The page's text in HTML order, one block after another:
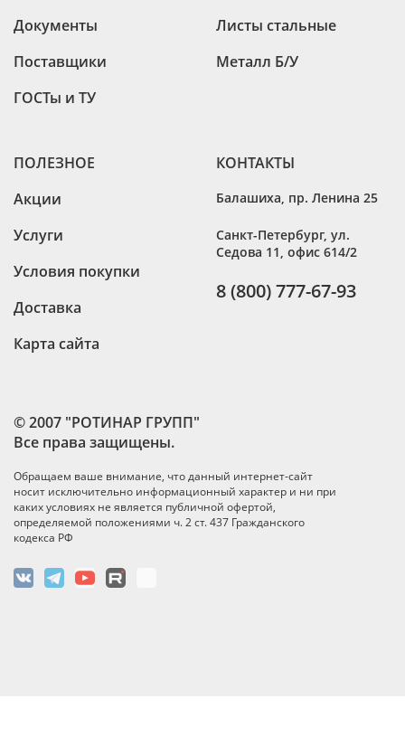
© 2007 "РОТИНАР ГРУПП"
Все права защищены.
Обращаем ваше внимание, что данный интернет-сайт
носит исключительно информационный характер и ни при
каких условиях не является публичной офертой,
определяемой положениями ч. 2 ст. 437 Гражданского
кодекса РФ
Документы
Поставщики
ГОСТы и ТУ
Листы стальные
Металл Б/У
ПОЛЕЗНОЕ
Акции
Услуги
Условия покупки
Доставка
Карта сайта
КОНТАКТЫ
Балашиха пр. Ленина 25
Санкт-Петербург, ул.
Седова 11, офис 614/2
8 (800) 777-67-93